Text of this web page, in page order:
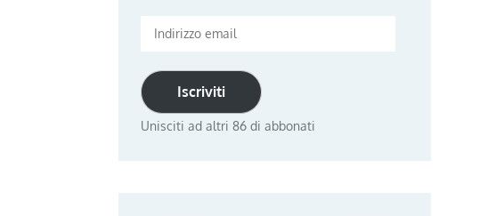
Indirizzo
Iscriviti
Unisciti ad altri 86 di abbonati